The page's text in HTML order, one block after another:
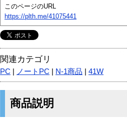
このページのURL
https://plth.me/41075441
関連カテゴリ
PC ノートPC N-1商品 41W
商品説明